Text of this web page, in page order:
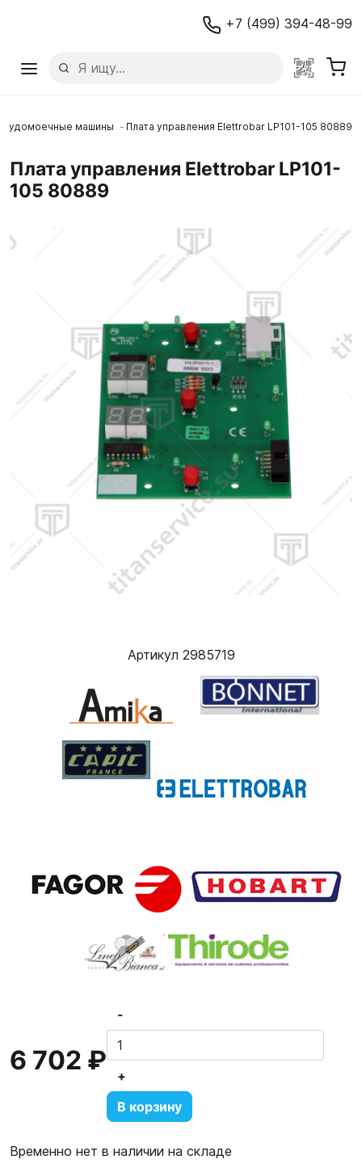
+7 (499) 394-48-99
машины Плата управления Elettrobar LP101-105 80889
Плата управления Elettrobar LP101-
105 80889
Артикул 2985719
6 702 ₽
-
+
В корзину
Временно нет в наличии на складе